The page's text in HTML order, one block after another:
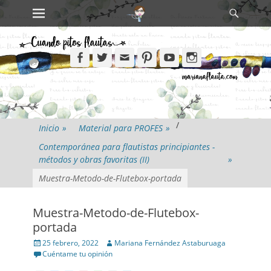
Skip
content
Primary Menu Search
Facebook
TwitterEmailPinterestYouTubeInstagram
Inicio » Material para PROFES » /
Contemporánea para flautistas principiantes -
métodos y obras favoritas (II)
»
Muestra-Metodo-de-Flutebox-portada
Muestra-Metodo-de-Flutebox-
portada
Posted
on
25 febrero, 2022 Author
Mariana Fernández Astaburuaga
Cuéntame tu opinión